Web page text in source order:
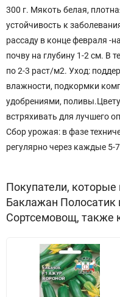
300 г. Мякоть белая,
устойчивость к
рассаду в конце февраля -
почву на глубину 1-2 см. В
по 2-3 раст/м2. Уход:
влажности, подкормки
удобрениями,
встряхивать для лучшего
Сбор урожая: в фазе
регулярно через каждые 5-
Покупатели, которые
Баклажан Полосатик
Сортсемовощ, также